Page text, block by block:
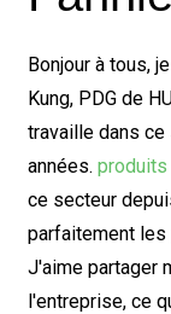
Bonjour à tous,
Kung, PDG de
travaille dans
années. produits
ce secteur
parfaitement les
J'aime partager
l'entreprise, ce